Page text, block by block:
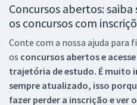
Concursos abertos:
os concursos com
Conte com a nossa ajuda para
os concursos abertos e
trajetória de estudo. É muito
sempre atualizado, isso
fazer perder a inscrição e ver